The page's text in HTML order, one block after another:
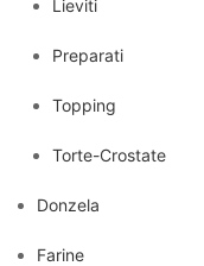
Lieviti
Preparati
Topping
Torte-Crostate
Donzela
Farine